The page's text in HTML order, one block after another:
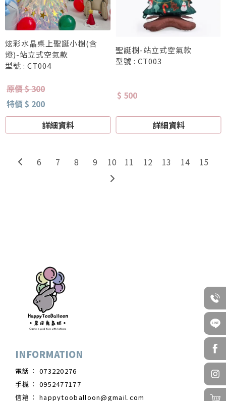
炫彩水晶桌上聖誕小樹(含
燈)-站立式空氣款
型號 : CT004
原價 $ 300
特價 $ 200
詳細資料
聖誕樹-站立式空氣款
型號 : CT003
$ 500
詳細資料
6 7 8 9 10 11 12 13 14 15
073220276
0952477177
happytooballoon@gmail.com